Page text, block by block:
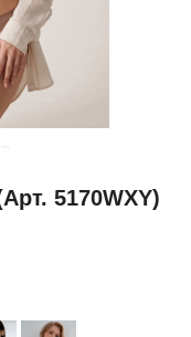
5170WXY)